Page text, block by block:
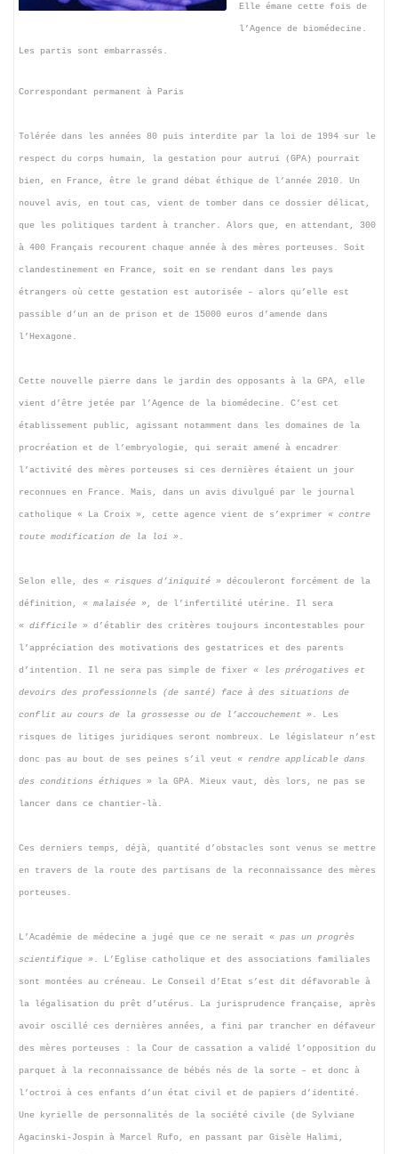
Elle émane cette fois de
l’Agence de biomédecine.
Les partis sont embarrassés.
Correspondant permanent à Paris
Tolérée dans les années 80 puis interdite par la loi de 1994 sur le
respect du corps humain, la gestation pour autrui (GPA) pourrait
bien, en France, être le grand débat éthique de l’année 2010. Un
nouvel avis, en tout cas, vient de tomber dans ce dossier délicat,
que les politiques tardent à trancher. Alors que, en attendant, 300
à 400 Français recourent chaque année à des mères porteuses. Soit
clandestinement en France, soit en se rendant dans les pays
étrangers où cette gestation est autorisée – alors qu’elle est
passible d’un an de prison et de 15000 euros d’amende dans
l’Hexagone.
Cette nouvelle pierre dans le jardin des opposants à la GPA, elle
vient d’être jetée par l’Agence de la biomédecine. C’est cet
établissement public, agissant notamment dans les domaines de la
procréation et de l’embryologie, qui serait amené à encadrer
l’activité des mères porteuses si ces dernières étaient un jour
reconnues en France. Mais, dans un avis divulgué par le journal
catholique « La Croix », cette agence vient de s’exprimer « contre
toute modification de la loi » .
Selon elle, des « risques d’iniquité » découleront forcément de la
définition, « malaisée » , de l’infertilité utérine. Il sera
« difficile » d’établir des critères toujours incontestables pour
l’appréciation des motivations des gestatrices et des parents
d’intention. Il ne sera pas simple de fixer « les prérogatives et
devoirs des professionnels (de santé) face à des situations de
conflit au cours de la grossesse ou de l’accouchement » . Les
risques de litiges juridiques seront nombreux. Le législateur n’est
donc pas au bout de ses peines s’il veut « rendre applicable dans
des conditions éthiques » la GPA. Mieux vaut, dès lors, ne pas se
lancer dans ce chantier-là.
Ces derniers temps, déjà, quantité d’obstacles sont venus se mettre
en travers de la route des partisans de la reconnaissance des mères
porteuses.
L’Académie de médecine a jugé que ce ne serait « pas un progrès
scientifique » . L’Eglise catholique et des associations familiales
sont montées au créneau. Le Conseil d’Etat s’est dit défavorable à
la légalisation du prêt d’utérus. La jurisprudence française, après
avoir oscillé ces dernières années, a fini par trancher en défaveur
des mères porteuses : la Cour de cassation a validé l’opposition du
parquet à la reconnaissance de bébés nés de la sorte – et donc à
l’octroi à ces enfants d’un état civil et de papiers d’identité.
Une kyrielle de personnalités de la société civile (de Sylviane
Agacinski-Jospin à Marcel Rufo, en passant par Gisèle Halimi,